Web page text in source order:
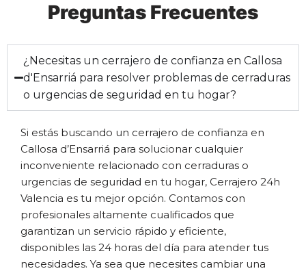
Preguntas Frecuentes
¿Necesitas un cerrajero de confianza en Callosa
d'Ensarriá para resolver problemas de cerraduras
o urgencias de seguridad en tu hogar?
Si estás buscando un cerrajero de confianza en
Callosa d’Ensarriá para solucionar cualquier
inconveniente relacionado con cerraduras o
urgencias de seguridad en tu hogar, Cerrajero 24h
Valencia es tu mejor opción. Contamos con
profesionales altamente cualificados que
garantizan un servicio rápido y eficiente,
disponibles las 24 horas del día para atender tus
necesidades. Ya sea que necesites cambiar una